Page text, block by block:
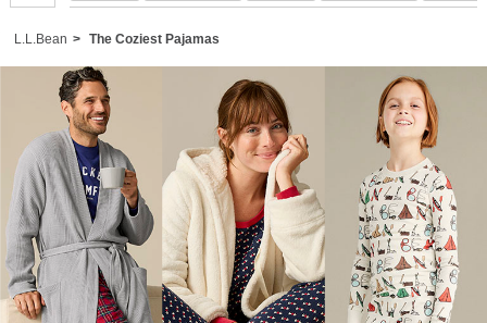
L.L.Bean The Coziest Pajamas